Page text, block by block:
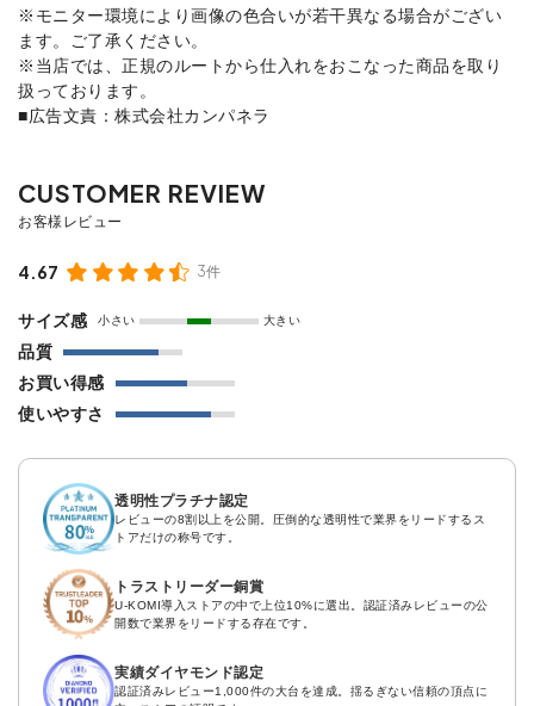
※モニター環境により画像の色合いが若干異なる場合がござい
ます。ご了承ください。
※当店では、正規のルートから仕入れをおこなった商品を取り
扱っております。
■広告文責：株式会社カンパネラ
4.67 3件
サイズ感 小さい 大きい
品質
お買い得感
使いやすさ
透明性プラチナ認定
レビューの8割以上を公開。圧倒的な透明性で業界をリードするス
トアだけの称号です。
トラストリーダー銅賞
U-KOMI導入ストアの中で上位10%に選出。認証済みレビューの公
開数で業界をリードする存在です。
実績ダイヤモンド認定
認証済みレビュー1,000件の大台を達成。揺るぎない信頼の頂点に